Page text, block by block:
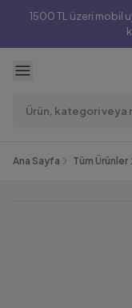
1500 TL üzeri mobil
Ana Sayfa Tüm Ürünler